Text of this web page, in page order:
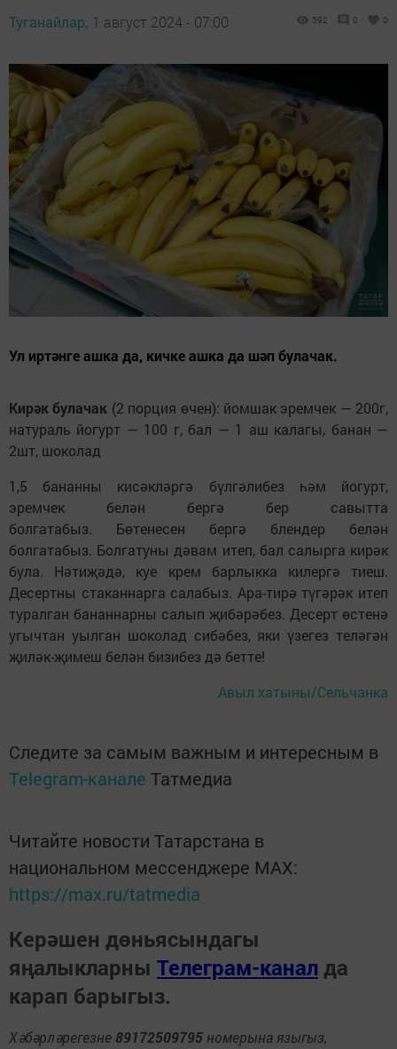
Туганайлар, 1 август 2024 - 07:00 592 0 0
Ул иртәнге ашка да, кичке ашка да шәп булачак.
Кирәк булачак (2 порция өчен): йомшак эремчек — 200г,
натураль йогурт — 100 г, бал — 1 аш калагы, банан —
2шт, шоколад
1,5 бананны кисәкләргә бүлгәлибез һәм йогурт,
эремчек белән бергә бер савытта
болгатабыз. Бөтенесен бергә блендер белән
болгатабыз. Болгатуны дәвам итеп, бал салырга кирәк
була. Нәтиҗәдә, куе крем барлыкка килергә тиеш.
Десертны стаканнарга салабыз. Ара-тирә түгәрәк итеп
туралган бананнарны салып җибәрәбез. Десерт өстенә
угычтан уылган шоколад сибәбез, яки үзегез теләгән
җиләк-җимеш белән бизибез дә бетте!
Авыл хатыны/Сельчанка
Следите за самым важным и интересным в
Telegram-канале Татмедиа
Читайте новости Татарстана в
национальном мессенджере MАХ:
https://max.ru/tatmedia
Керәшен дөньясындагы
яңалыкларны Телеграм-канал да
карап барыгыз.
Хәбәрләрегезне 89172509795 номерына языгыз,